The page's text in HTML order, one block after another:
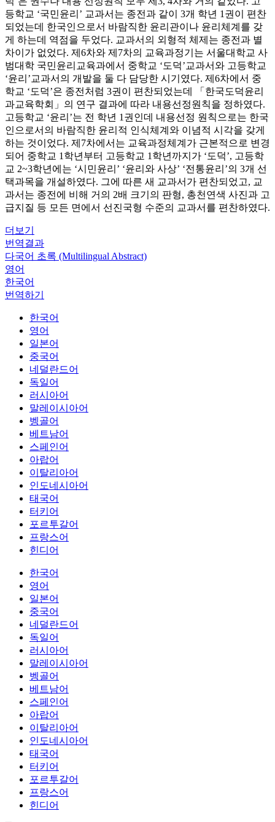
등학교 ‘국민윤리’ 교과서는 종전과 같이 3개 학년 1권이 편찬
되었는데 한국인으로서 바람직한 윤리관이나 윤리체계를 갖
게 하는데 역점을 두었다. 교과서의 외형적 체제는 종전과 별
차이가 없었다. 제6차와 제7차의 교육과정기는 서울대학교 사
범대학 국민윤리교육과에서 중학교 ‘도덕’교과서와 고등학교
‘윤리’교과서의 개발을 둘 다 담당한 시기였다. 제6차에서 중
학교 ‘도덕’은 종전처럼 3권이 편찬되었는데 「한국도덕윤리
과교육학회」의 연구 결과에 따라 내용선정원칙을 정하였다.
고등학교 ‘윤리’는 전 학년 1권인데 내용선정 원칙으로는 한국
인으로서의 바람직한 윤리적 인식체계와 이념적 시각을 갖게
하는 것이었다. 제7차에서는 교육과정체계가 근본적으로 변경
되어 중학교 1학년부터 고등학교 1학년까지가 ‘도덕’, 고등학
교 2~3학년에는 ‘시민윤리’ ‘윤리와 사상’ ‘전통윤리’의 3개 선
택과목을 개설하였다. 그에 따른 새 교과서가 편찬되었고, 교
과서는 종전에 비해 거의 2배 크기의 판형, 총천연색 사진과 고
급지질 등 모든 면에서 선진국형 수준의 교과서를 편찬하였다.
더보기
번역결과
다국어 초록 (Multilingual Abstract)
영어
한국어
번역하기
한국어
영어
일본어
중국어
네덜란드어
독일어
러시아어
말레이시아어
벵골어
베트남어
스페인어
아랍어
이탈리아어
인도네시아어
태국어
터키어
포르투갈어
프랑스어
힌디어
한국어
영어
일본어
중국어
네덜란드어
독일어
러시아어
말레이시아어
벵골어
베트남어
스페인어
아랍어
이탈리아어
인도네시아어
태국어
터키어
포르투갈어
프랑스어
힌디어